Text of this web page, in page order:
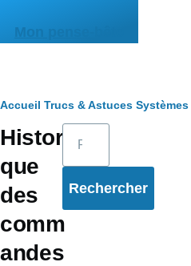
Mon pense-bête
Fil
d'Ariane
Accueil Trucs & Astuces Systèmes
Histori
que
des
comm
andes
Rechercher